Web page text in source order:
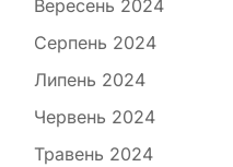
Вересень 2024
Серпень 2024
Липень 2024
Червень 2024
Травень 2024